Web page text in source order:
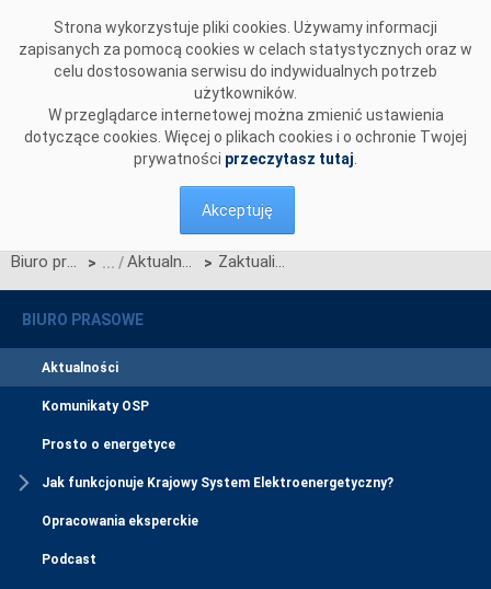
Strona wykorzystuje pliki cookies. Używamy informacji
zapisanych za pomocą cookies w celach statystycznych oraz w
celu dostosowania serwisu do indywidualnych potrzeb
użytkowników.
W przeglądarce internetowej można zmienić ustawienia
dotyczące cookies. Więcej o plikach cookies i o ochronie Twojej
prywatności przeczytasz tutaj
Akceptuję
Biuro prasowe > Aktualności > Zaktualizowane Standardy Techniczne w PSE
BIURO PRASOWE
Aktualności
Komunikaty OSP
Prosto o energetyce
Jak funkcjonuje Krajowy System Elektroenergetyczny?
Opracowania eksperckie
Podcast